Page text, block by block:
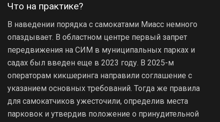
Что на практике?
В наведении порядка с самокатами Миасс немного
опаздывает. В областном центре первый запрет
передвижения на СИМ в муниципальных парках и
садах был введен еще в 2023 году. В 2025-м
операторам кикшеринга направили соглашение с
указанием основных требований. Тогда же правила
для самокатчиков ужесточили, определив места
парковок и утвердив положение о принудительной